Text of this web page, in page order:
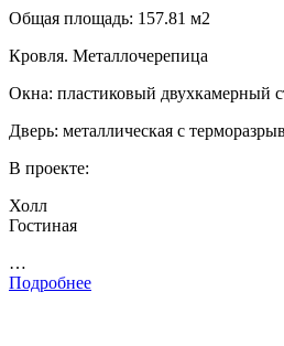
Общая площадь: 157.81 м2
Кровля. Металлочерепица
Окна: пластиковый двухкамерный
Дверь: металлическая с
В проекте:
Холл
Гостиная
…
Подробнее